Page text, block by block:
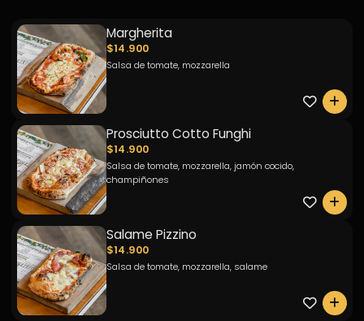
Margherita
$14.900
Salsa de tomate, mozzarella
0
Prosciutto Cotto Funghi
$14.900
Salsa de tomate, mozzarella, jamón cocido,
champiñones
0
Salame Pizzino
$14.900
Salsa de tomate, mozzarella, salame
0